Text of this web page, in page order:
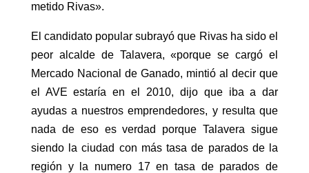
metido Rivas».
El candidato popular subrayó que Rivas ha sido el
peor alcalde de Talavera, «porque se cargó el
Mercado Nacional de Ganado, mintió al decir que
el AVE estaría en el 2010, dijo que iba a dar
ayudas a nuestros emprendedores, y resulta que
nada de eso es verdad porque Talavera sigue
siendo la ciudad con más tasa de parados de la
región y la numero 17 en tasa de parados de